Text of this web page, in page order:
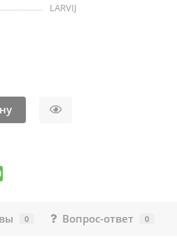
LARVIJ
0 Вопрос-ответ 0